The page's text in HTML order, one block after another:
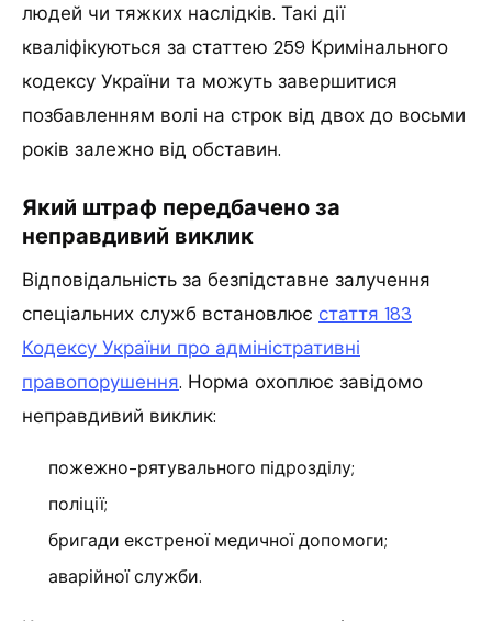
людей чи тяжких наслідків. Такі дії
кваліфікуються за статтею 259 Кримінального
кодексу України та можуть завершитися
позбавленням волі на строк від двох до восьми
років залежно від обставин.
Який штраф передбачено за
неправдивий виклик
Відповідальність за безпідставне залучення
спеціальних служб встановлює стаття 183
Кодексу України про адміністративні
правопорушення. Норма охоплює завідомо
неправдивий виклик:
пожежно-рятувального підрозділу;
поліції;
бригади екстреної медичної допомоги;
аварійної служби.